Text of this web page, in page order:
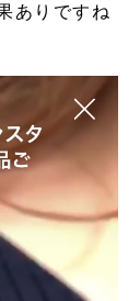
ありですね